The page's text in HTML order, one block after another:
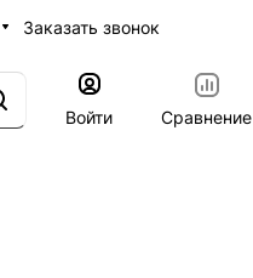
Заказать звонок
Войти Сравнение